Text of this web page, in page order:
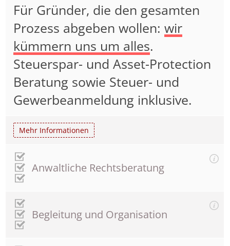
Für Gründer, die den gesamten
Prozess abgeben wollen:wir
kümmern uns um alles.
Steuerspar- und Asset-Protection
Beratung sowie Steuer- und
Gewerbeanmeldung inklusive.
Mehr Informationen
Anwaltliche Rechtsberatung
Begleitung und Organisation